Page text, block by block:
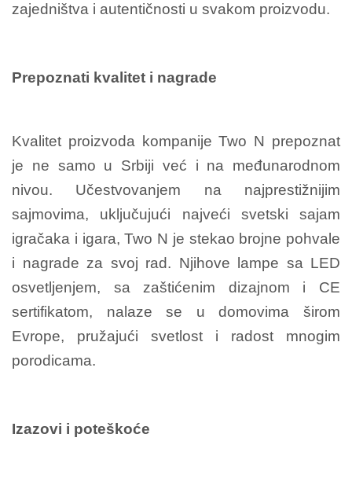
zajedništva i autentičnosti u svakom proizvodu.
Prepoznati kvalitet i nagrade
Kvalitet proizvoda kompanije Two N prepoznat
je ne samo u Srbiji već i na međunarodnom
nivou. Učestvovanjem na najprestižnijim
sajmovima, uključujući najveći svetski sajam
igračaka i igara, Two N je stekao brojne pohvale
i nagrade za svoj rad. Njihove lampe sa LED
osvetljenjem, sa zaštićenim dizajnom i CE
sertifikatom, nalaze se u domovima širom
Evrope, pružajući svetlost i radost mnogim
porodicama.
Izazovi i poteškoće